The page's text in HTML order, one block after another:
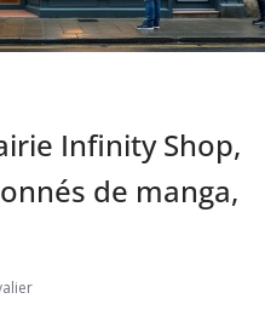
Infinity Shop,
de manga,